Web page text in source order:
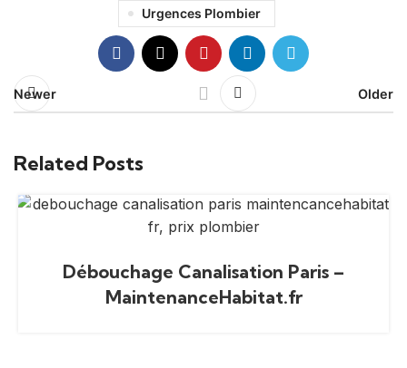
Urgences Plombier
Newer Older
Related Posts
Débouchage Canalisation Paris –
MaintenanceHabitat.fr